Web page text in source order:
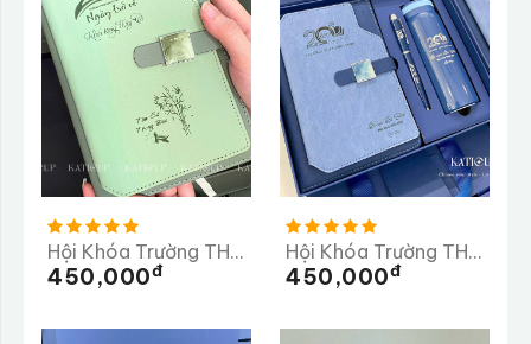
Hội Khóa Trường THPT Bán Krông Pầk
450,000Đ
Hội Khóa Trường THPT Bình MInh
450,000Đ